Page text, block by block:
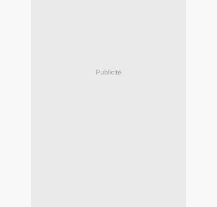
Publicité